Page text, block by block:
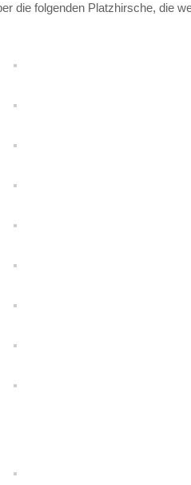
die folgenden Platzhirsche, die